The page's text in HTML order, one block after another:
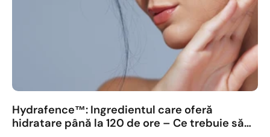
Hydrafence™: Ingredientul care oferă
hidratare până la 120 de ore – Ce trebuie să